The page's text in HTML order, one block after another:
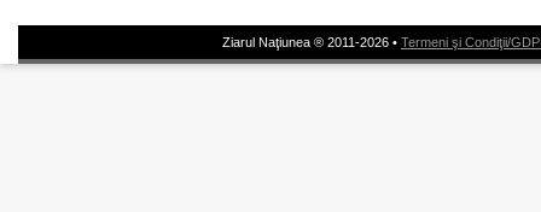
Ziarul Naţiunea ® 2011-2026 • Termeni şi Condiţii/